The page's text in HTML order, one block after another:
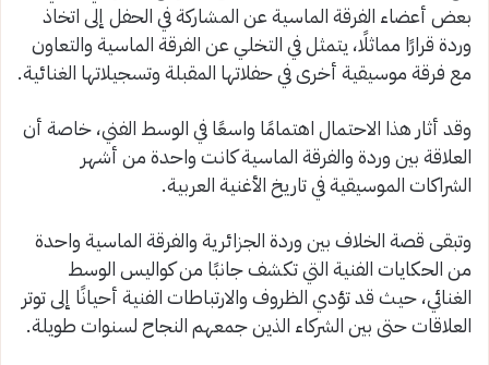
بعض أعضاء الفرقة الماسية عن المشاركة في الحفل إلى اتخاذ
وردة قرارًا مماثلًا، يتمثل في التخلي عن الفرقة الماسية والتعاون
مع فرقة موسيقية أخرى في حفلاتها المقبلة وتسجيلاتها الغنائية.
وقد أثار هذا الاحتمال اهتمامًا واسعًا في الوسط الفني، خاصة أن
العلاقة بين وردة والفرقة الماسية كانت واحدة من أشهر
الشراكات الموسيقية في تاريخ الأغنية العربية.
وتبقى قصة الخلاف بين وردة الجزائرية والفرقة الماسية واحدة
من الحكايات الفنية التي تكشف جانبًا من كواليس الوسط
الغنائي، حيث قد تؤدي الظروف والارتباطات الفنية أحيانًا إلى توتر
العلاقات حتى بين الشركاء الذين جمعهم النجاح لسنوات طويلة.